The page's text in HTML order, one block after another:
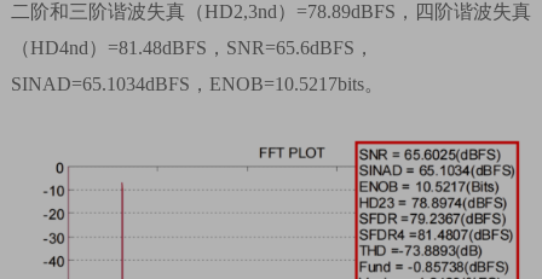
二阶和三阶谐波失真（HD2,3nd） =78.89dBFS ，四阶谐波失真
（HD4nd） =81.48dBFS ， SNR=65.6dBFS ，
SINAD=65.1034dBFS ， ENOB=10.5217bits。